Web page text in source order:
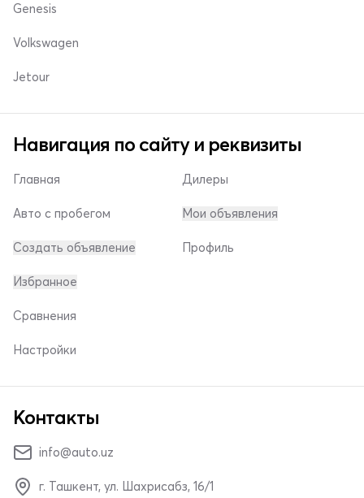
Genesis
Volkswagen
Jetour
Навигация по сайту и реквизиты
Главная
Авто с пробегом
Создать объявление
Дилеры
Мои объявления
Профиль
Избранное
Сравнения
Настройки
Контакты
info@auto.uz
г. Ташкент, ул. Шахрисабз, 16/1